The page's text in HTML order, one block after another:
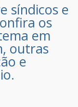
síndicos e
os
em
outras
e